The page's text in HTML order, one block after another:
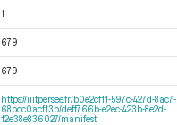
1
679
679
https://iiif.persee.fr/b0e2cf11-597c-427d-8ac7-
68bcc0acf13b/deff766b-e2ec-423b-8e2d-
12e38e836027/manifest